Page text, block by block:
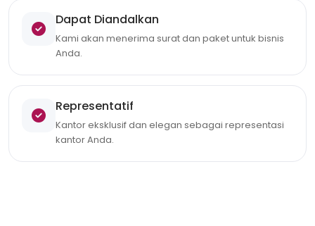
Dapat Diandalkan
Kami akan menerima surat dan paket untuk bisnis
Anda.
Representatif
Kantor eksklusif dan elegan sebagai representasi
kantor Anda.